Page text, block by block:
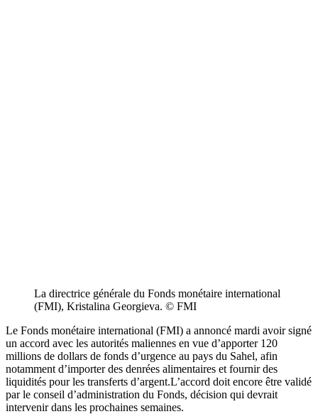
La directrice générale du Fonds monétaire international
(FMI), Kristalina Georgieva. © FMI
Le Fonds monétaire international (FMI) a annoncé mardi avoir signé
un accord avec les autorités maliennes en vue d’apporter 120
millions de dollars de fonds d’urgence au pays du Sahel, afin
notamment d’importer des denrées alimentaires et fournir des
liquidités pour les transferts d’argent.L’accord doit encore être validé
par le conseil d’administration du Fonds, décision qui devrait
intervenir dans les prochaines semaines.